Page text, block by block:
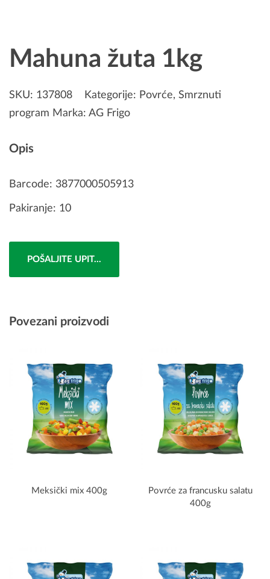
Mahuna žuta 1kg
SKU: 137808 Kategorije: Povrće, Smrznuti
program Marka: AG Frigo
Opis
Barcode: 3877000505913
Pakiranje: 10
POŠALJITE UPIT...
Povezani proizvodi
Meksički mix 400g
Povrće za francusku salatu
400g